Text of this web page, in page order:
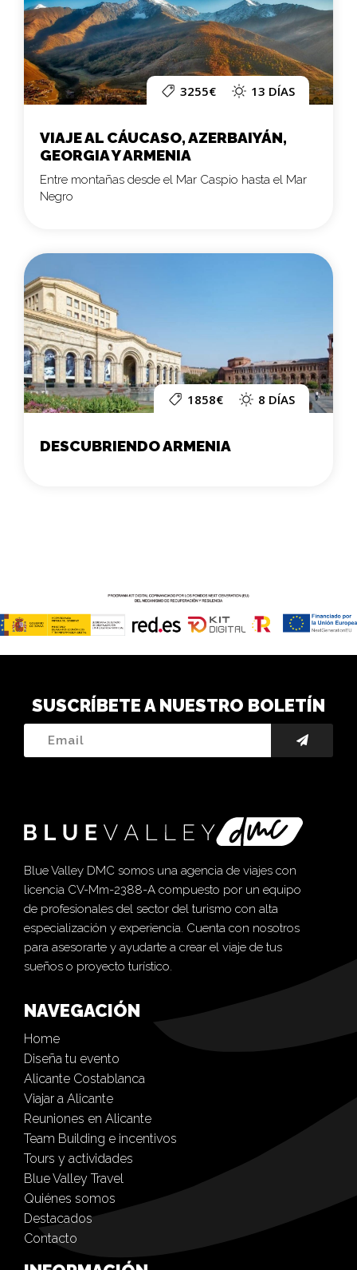
3255€ 13 DÍAS
VIAJE AL CÁUCASO, AZERBAIYÁN,
GEORGIA Y ARMENIA
Entre montañas desde el Mar Caspio hasta el Mar
Negro
1858€ 8 DÍAS
DESCUBRIENDO ARMENIA
SUSCRÍBETE A NUESTRO BOLETÍN
Blue Valley DMC somos una agencia de viajes con
licencia CV-Mm-2388-A compuesto por un equipo
de profesionales del sector del turismo con alta
especialización y experiencia. Cuenta con nosotros
para asesorarte y ayudarte a crear el viaje de tus
sueños o proyecto turístico.
NAVEGACIÓN
Home
Diseña tu evento
Alicante Costablanca
Viajar a Alicante
Reuniones en Alicante
Team Building e incentivos
Tours y actividades
Blue Valley Travel
Quiénes somos
Destacados
Contacto